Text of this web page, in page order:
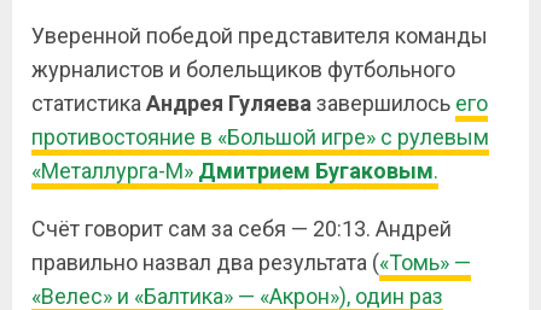
Уверенной победой представителя команды
журналистов и болельщиков футбольного
статистика Андрея Гуляева завершилось его
противостояние в «Большой игре» с рулевым
«Металлурга-М» Дмитрием Бугаковым.
Счёт говорит сам за себя — 20:13. Андрей
правильно назвал два результата («Томь» —
«Велес» и «Балтика» — «Акрон»), один раз